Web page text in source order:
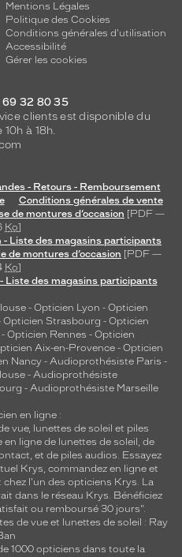
Mentions Légales
Politique des Cookies
Conditions générales d'utilisation
Accessibilité
Gérer les cookies
69 32 80 35
clients est disponible du
à 18h.
- Retours - Remboursement
Conditions générales de vente
de montures d’occasion [PDF —
Ko]
- Liste des magasins participants
de montures d’occasion [PDF —
Ko]
Liste des magasins participants
- Opticien Lyon - Opticien
Opticien Strasbourg - Opticien
- Opticien Rennes - Opticien
Aix-en-Provence - Opticien
Nancy - Audioprothésiste Paris -
- Audioprothésiste
- Audioprothésiste Marseille
en ligne :
vue, lunettes de soleil et piles
en ligne de lunettes de soleil, de
, et de piles audios. Essayez
Krys, commandez en ligne et
l'un des opticiens Krys. La
dans le réseau Krys. Bénéficiez
ou remboursé 30 jours".
de vue et lunettes de soleil : Ray
1000 opticiens dans toute la